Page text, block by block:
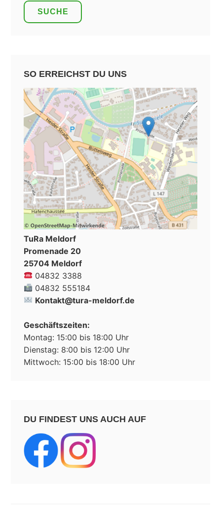
SO ERREICHST DU UNS
TuRa Meldorf
Promenade 20
25704 Meldorf
04832 3388
04832 555184
Kontakt@tura-meldorf.de
Geschäftszeiten:
Montag: 15:00 bis 18:00 Uhr
Dienstag: 8:00 bis 12:00 Uhr
Mittwoch: 15:00 bis 18:00 Uhr
DU FINDEST UNS AUCH AUF